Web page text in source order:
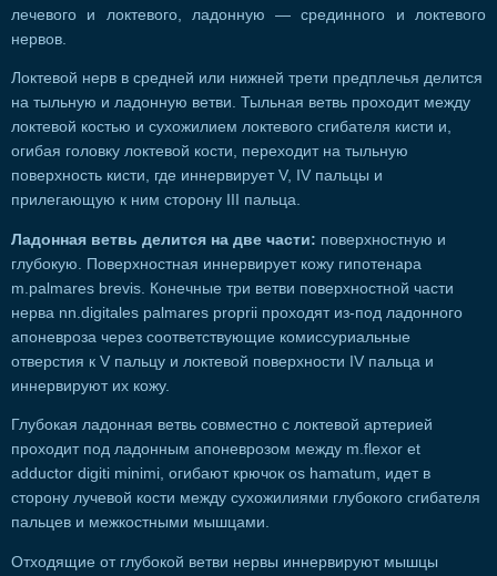
лечевого и локтевого, ладонную — срединного и локтевого
нервов.
Локтевой нерв в средней или нижней трети предплечья делится
на тыльную и ладонную ветви. Тыльная ветвь проходит между
локтевой костью и сухожилием локтевого сгибателя кисти и,
огибая головку локтевой кости, переходит на тыльную
поверхность кисти, где иннервирует V, IV пальцы и
прилегающую к ним сторону III пальца.
Ладонная ветвь делится на две части: поверхностную и
глубокую. Поверхностная иннервирует кожу гипотенара
m.palmares brevis. Конечные три ветви поверхностной части
нерва nn.digitales palmares proprii проходят из-под ладонного
апоневроза через соответствующие комиссуриальные
отверстия к V пальцу и локтевой поверхности IV пальца и
иннервируют их кожу.
Глубокая ладонная ветвь совместно с локтевой артерией
проходит под ладонным апоневрозом между m.flexor et
adductor digiti minimi, огибают крючок os hamatum, идет в
сторону лучевой кости между сухожилиями глубокого сгибателя
пальцев и межкостными мышцами.
Отходящие от глубокой ветви нервы иннервируют мышцы